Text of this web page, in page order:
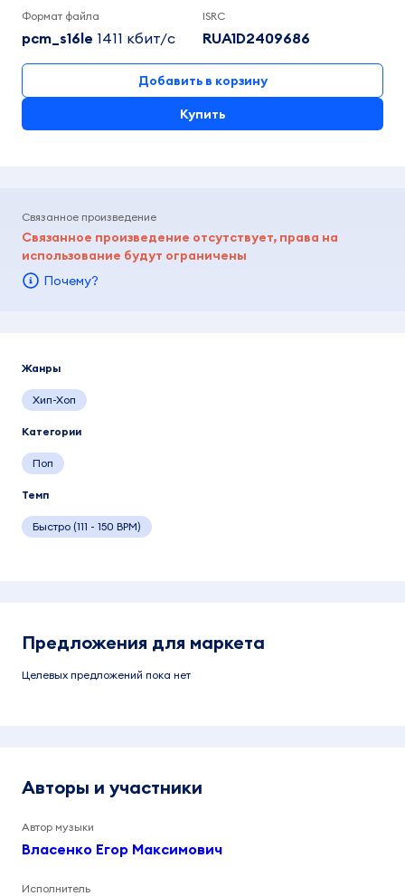
Формат файла
pcm_s16le 1411 кбит/c
ISRC
RUA1D2409686
Добавить в корзину
Купить
Связанное произведение
Связанное произведение отсутствует, права на
использование будут ограничены
Почему?
Жанры
Хип-Хоп
Категории
Поп
Темп
Быстро (111 - 150 BPM)
Предложения для маркета
Целевых предложений пока нет
Авторы и участники
Автор музыки
Власенко Егор Максимович
Исполнитель